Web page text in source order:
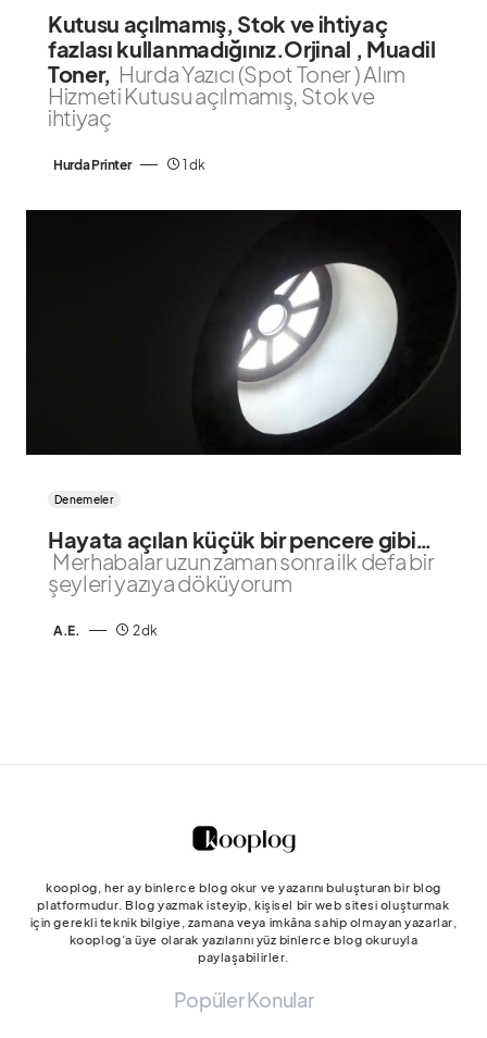
Kutusu açılmamış, Stok ve ihtiyaç
fazlası kullanmadığınız.Orjinal , Muadil
Toner, Hurda Yazıcı (Spot Toner ) Alım
Hizmeti Kutusu açılmamış, Stok ve
ihtiyaç
Hurda Printer 1 dk
Denemeler
Hayata açılan küçük bir pencere gibi…
Merhabalar uzun zaman sonra ilk defa bir
şeyleri yazıya döküyorum
A.E. 2 dk
kooplog, her ay binlerce blog okur ve yazarını buluşturan bir blog
platformudur. Blog yazmak isteyip, kişisel bir web sitesi oluşturmak
için gerekli teknik bilgiye, zamana veya imkâna sahip olmayan yazarlar,
kooplog’a üye olarak yazılarını yüz binlerce blog okuruyla
paylaşabilirler.
Popüler Konular